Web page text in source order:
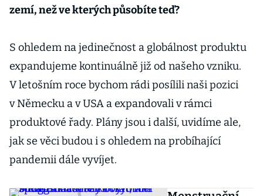
zemí, než ve kterých působíte teď?
S ohledem na jedinečnost a globálnost produktu
expandujeme kontinuálně již od našeho vzniku.
V letošním roce bychom rádi posílili naši pozici
v Německu a v USA a expandovali v rámci
produktové řady. Plány jsou i další, uvidíme ale,
jak se věci budou i s ohledem na probíhající
pandemii dále vyvíjet.